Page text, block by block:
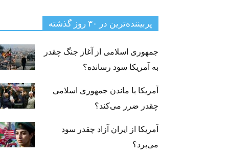
پربیننده‌ترین‌ در ۳۰ روز گذشته
جمهوری اسلامی از آغاز جنگ چقدر
به آمریکا سود رسانده؟
آمریکا با ماندن جمهوری اسلامی
چقدر ضرر می‌کند؟
آمریکا از ایران آزاد چقدر سود
می‌برد؟